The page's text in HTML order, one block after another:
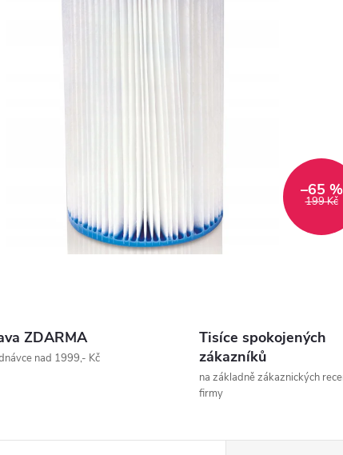
199 Kč
–65 %
ZDARMA
nad 1999,- Kč
Tisíce spokojených
zákazníků
na základně zákaznických
firmy